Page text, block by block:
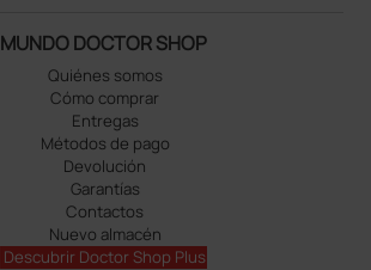
MUNDO DOCTOR SHOP
Quiénes somos
Cómo comprar
Entregas
Métodos de pago
Devolución
Garantías
Contactos
Nuevo almacén
Descubrir Doctor Shop Plus